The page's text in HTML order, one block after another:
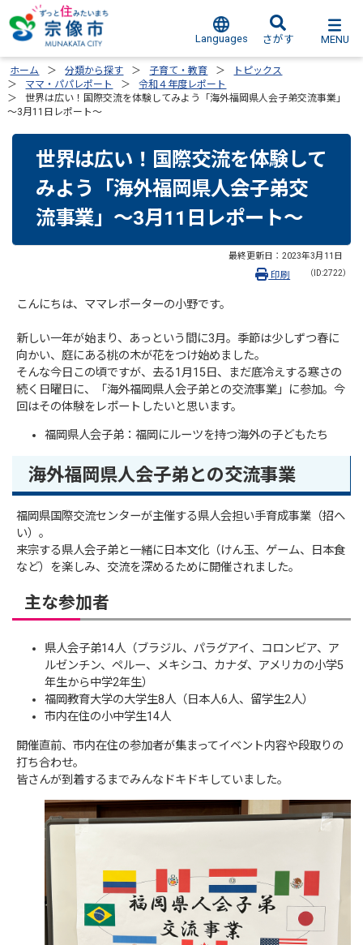
Languages さがす MENU
ホーム 分類から探す 子育て・教育
トピックス
ママ・パパレポート
令和４年度レポート
世界は広い！国際交流を体験してみよう「海外福岡県人会子弟交流事業」
～3月11日レポート～
世界は広い！国際交流を体験して
みよう「海外福岡県人会子弟交
流事業」～3月11日レポート～
最終更新日： 2023年3月11日
（ID:2722）
印刷
こんにちは、ママレポーターの小野です。
新しい一年が始まり、あっという間に3月。季節は少しずつ春に
向かい、庭にある桃の木が花をつけ始めました。
そんな今日この頃ですが、去る1月15日、まだ底冷えする寒さの
続く日曜日に、「海外福岡県人会子弟との交流事業」に参加。今
回はその体験をレポートしたいと思います。
福岡県人会子弟：福岡にルーツを持つ海外の子どもたち
海外福岡県人会子弟との交流事業
福岡県国際交流センターが主催する県人会担い手育成事業（招へ
い）。
来宗する県人会子弟と一緒に日本文化（けん玉、ゲーム、日本食
など）を楽しみ、交流を深めるために開催されました。
主な参加者
県人会子弟14人（ブラジル、パラグアイ、コロンビア、ア
ルゼンチン、ペルー、メキシコ、カナダ、アメリカの小学5
年生から中学2年生）
福岡教育大学の大学生8人（日本人6人、留学生2人）
市内在住の小中学生14人
開催直前、市内在住の参加者が集まってイベント内容や段取りの
打ち合わせ。
皆さんが到着するまでみんなドキドキしていました。